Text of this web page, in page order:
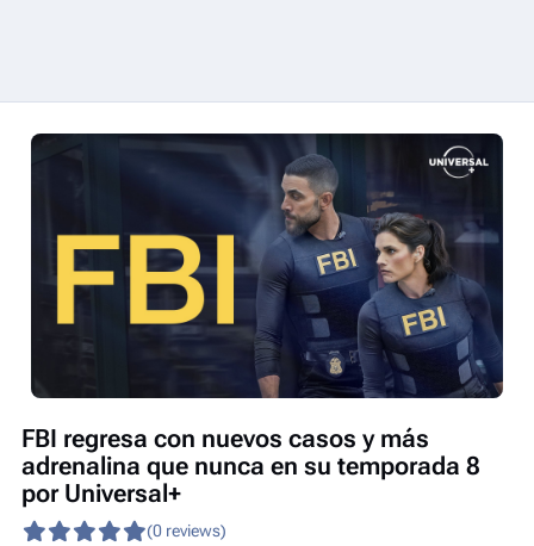
FBI regresa con nuevos casos y más
adrenalina que nunca en su temporada 8
por Universal+
(0 reviews)